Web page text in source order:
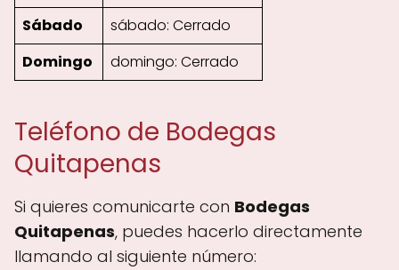
Sábado
sábado: Cerrado
Domingo
domingo: Cerrado
Teléfono de Bodegas
Quitapenas
Si quieres comunicarte con Bodegas
Quitapenas, puedes hacerlo directamente
llamando al siguiente número: